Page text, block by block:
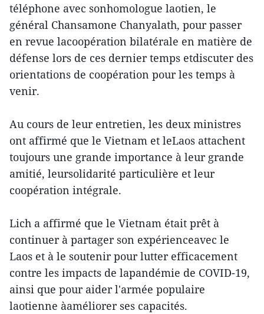
téléphone avec sonhomologue laotien, le
général Chansamone Chanyalath, pour passer
en revue lacoopération bilatérale en matière de
défense lors de ces dernier temps etdiscuter des
orientations de coopération pour les temps à
venir.
Au cours de leur entretien, les deux ministres
ont affirmé que le Vietnam et leLaos attachent
toujours une grande importance à leur grande
amitié, leursolidarité particulière et leur
coopération intégrale.
Lich a affirmé que le Vietnam était prêt à
continuer à partager son expérienceavec le
Laos et à le soutenir pour lutter efficacement
contre les impacts de lapandémie de COVID-19,
ainsi que pour aider l'armée populaire
laotienne àaméliorer ses capacités.